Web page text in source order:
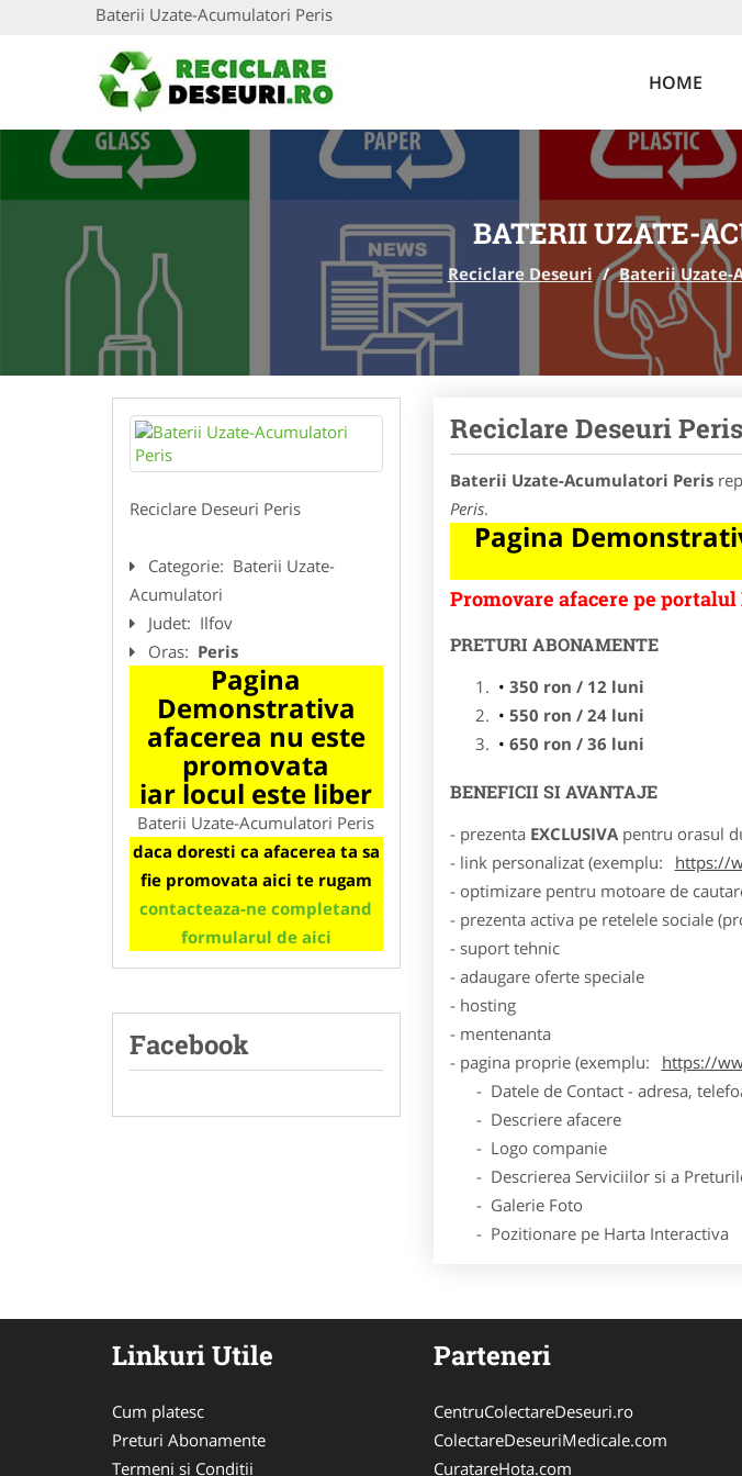
Baterii Uzate-Acumulatori Peris
HOME
BATERII UZATE-
Reciclare Deseuri / Baterii Uzate-
Reciclare Deseuri Peris
Categorie: Baterii Uzate-
Acumulatori
Judet: Ilfov
Oras: Peris
Pagina
Demonstrativa
afacerea nu este
promovata
iar locul este liber
Baterii Uzate-Acumulatori Peris
daca doresti ca afacerea ta sa
fie promovata aici te rugam
contacteaza-ne completand
formularul de aici
Facebook
Reciclare Deseuri Peris
Baterii Uzate-Acumulatori Peris
Peris.
Pagina
Promovare afacere pe
PRETURI ABONAMENTE
350 ron / 12 luni
550 ron / 24 luni
650 ron / 36 luni
BENEFICII SI AVANTAJE
- prezenta EXCLUSIVApentru orasul
- link personalizat (exemplu:
https://
- optimizare pentru motoare de
- prezenta activa pe retelele sociale
- suport tehnic
- adaugare oferte speciale
- hosting
- mentenanta
- pagina proprie (exemplu:
https://
- Datele de Contact - adresa,
- Descriere afacere
- Logo companie
- Descrierea Serviciilor si a
- Galerie Foto
- Pozitionare pe Harta Interactiva
Linkuri Utile
Cum platesc
Preturi Abonamente
Termeni si Conditii
Parteneri
CentruColectareDeseuri.ro
ColectareDeseuriMedicale.com
CuratareHota.com